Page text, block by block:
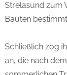
Strelasund zum
Bauten
Schließlich zog
an, die nach